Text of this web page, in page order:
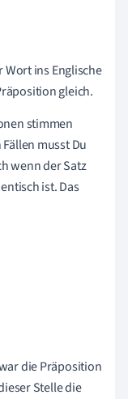
Wort ins Englische
gleich.
stimmen
musst Du
wenn der Satz
ist. Das
die Präposition
Stelle die